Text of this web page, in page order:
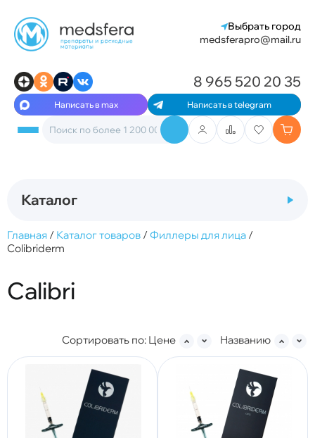
Выбрать город
medsferapro@mail.ru
Написать в max Написать в telegram
8 965 520 20 35
Каталог
Главная / Каталог товаров /Филлеры для лица /
Colibriderm
Calibri
Сортировать по: Цене Названию